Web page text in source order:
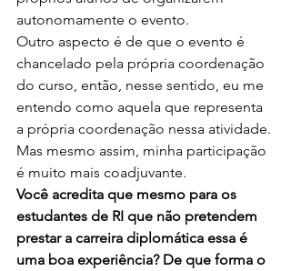
autonomamente o evento.
Outro aspecto é de que o evento é
chancelado pela própria coordenação
do curso, então, nesse sentido, eu me
entendo como aquela que representa
a própria coordenação nessa atividade.
Mas mesmo assim, minha participação
é muito mais coadjuvante.
Você acredita que mesmo para os
estudantes de RI que não pretendem
prestar a carreira diplomática essa é
uma boa experiência? De que forma o